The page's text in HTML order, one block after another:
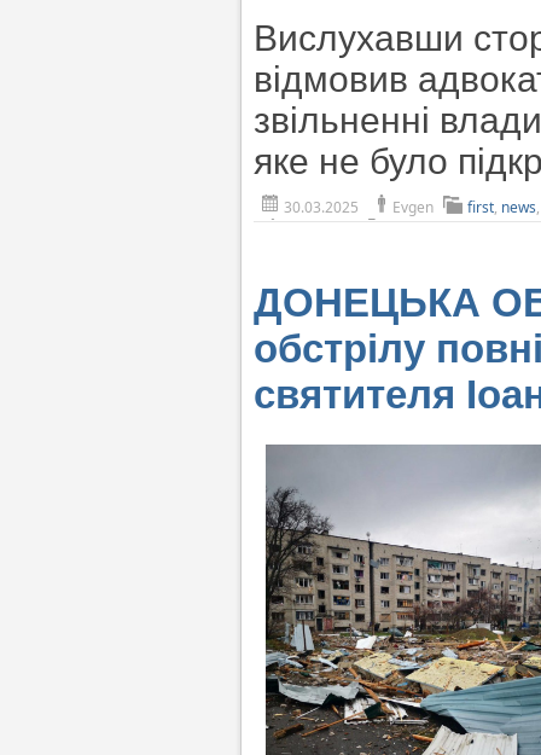
Вислухавши
відмовив
звільненні
яке не було
30.03.2025 Evgen first, news
ДОНЕЦЬКА
обстрілу
святителя